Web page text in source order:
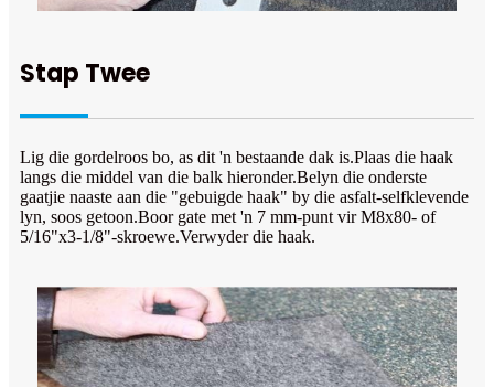
Stap Twee
Lig die gordelroos bo, as dit 'n bestaande dak is.Plaas die haak
langs die middel van die balk hieronder.Belyn die onderste
gaatjie naaste aan die "gebuigde haak" by die asfalt-selfklevende
lyn, soos getoon.Boor gate met 'n 7 mm-punt vir M8x80- of
5/16"x3-1/8"-skroewe.Verwyder die haak.